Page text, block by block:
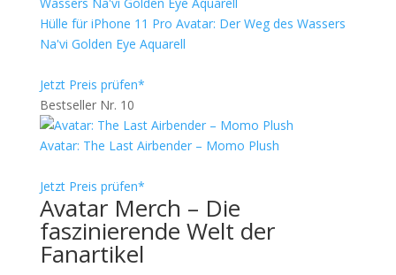
Hülle für iPhone 11 Pro Avatar: Der Weg des Wassers
Na'vi Golden Eye Aquarell
Jetzt Preis prüfen*
Bestseller Nr. 10
Avatar: The Last Airbender – Momo Plush
Jetzt Preis prüfen*
Avatar Merch – Die
faszinierende Welt der
Fanartikel